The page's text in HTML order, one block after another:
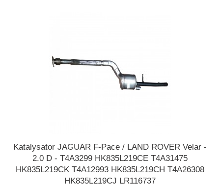
Katalysator JAGUAR F-Pace / LAND ROVER Velar -
2.0 D - T4A3299 HK835L219CE T4A31475
HK835L219CK T4A12993 HK835L219CH T4A26308
HK835L219CJ LR116737